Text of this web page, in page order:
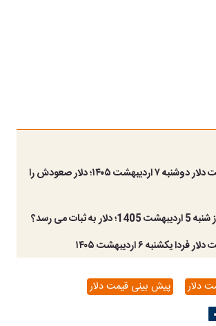
پیش بینی قیمت دلار دوشنبه ۷ اردیبهشت ۱۴۰۵؛ دلار صعودش را
ثبات می رسد؟
یکشنبه ۶ اردیبهشت ۱۴۰۵
دلار پیش بینی قیمت دلار